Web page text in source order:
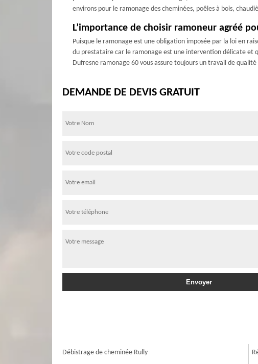
environs pour le ramonage des cheminées, poêles à bois,
L’importance de choisir ramoneur agréé
Puisque le ramonage est une obligation imposée par la loi en
du prestataire car le ramonage est une intervention délicate et
Dufresne ramonage 60 vous assure toujours un travail de
DEMANDE DE DEVIS GRATUIT
Débistrage de cheminée Rully